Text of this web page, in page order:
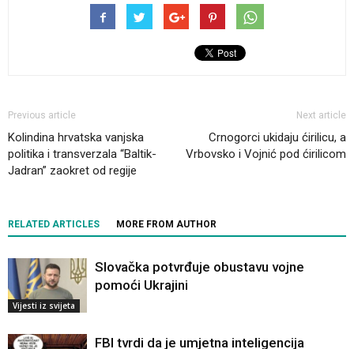
Previous article
Kolindina hrvatska vanjska
politika i transverzala “Baltik-
Jadran” zaokret od regije
Next article
Crnogorci ukidaju ćirilicu, a
Vrbovsko i Vojnić pod ćirilicom
RELATED ARTICLES MORE FROM AUTHOR
Vijesti iz svijeta
Slovačka potvrđuje obustavu vojne
pomoći Ukrajini
FBI tvrdi da je umjetna inteligencija